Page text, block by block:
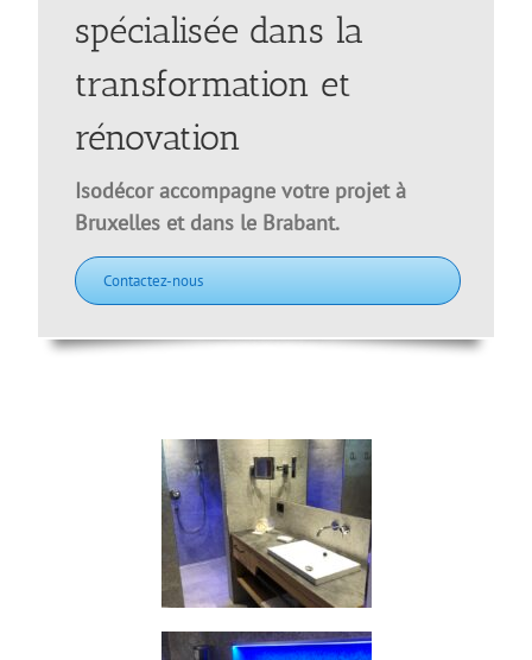
spécialisée dans la
transformation et
rénovation
Isodécor accompagne votre projet à
Bruxelles et dans le Brabant.
Contactez-nous